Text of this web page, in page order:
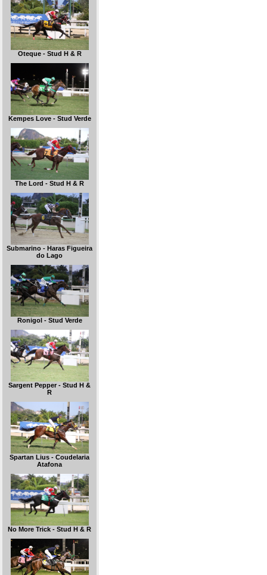
Oteque - Stud H & R
Kempes Love - Stud Verde
The Lord - Stud H & R
Submarino - Haras Figueira
do Lago
Ronigol - Stud Verde
Sargent Pepper - Stud H &
R
Spartan Lius - Coudelaria
Atafona
No More Trick - Stud H & R